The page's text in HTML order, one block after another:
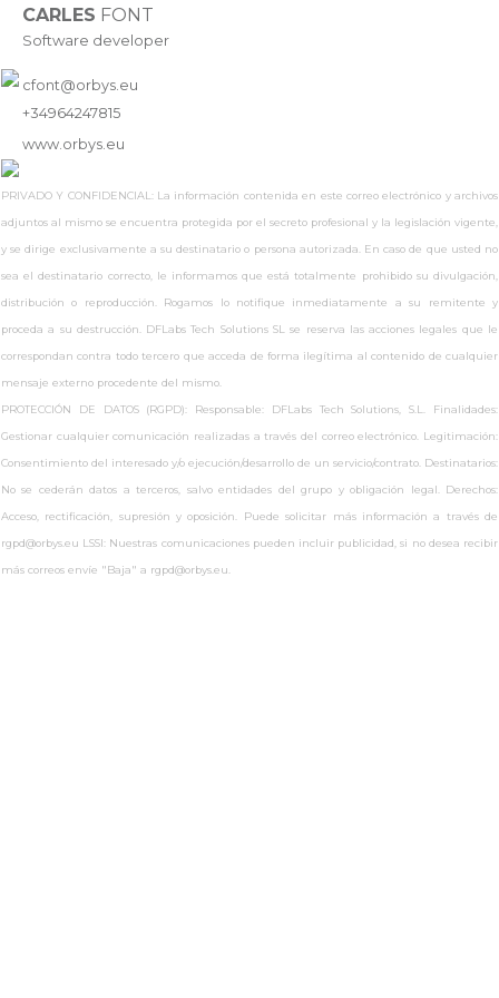
CARLES FONT
Software developer
cfont@orbys.eu
+34964247815
www.orbys.eu
PRIVADO Y CONFIDENCIAL: La información contenida en este correo electrónico y archivos
adjuntos al mismo se encuentra protegida por el secreto profesional y la legislación vigente,
y se dirige exclusivamente a su destinatario o persona autorizada. En caso de que usted no
sea el destinatario correcto, le informamos que está totalmente prohibido su divulgación,
distribución o reproducción. Rogamos lo notifique inmediatamente a su remitente y
proceda a su destrucción. DFLabs Tech Solutions SL se reserva las acciones legales que le
correspondan contra todo tercero que acceda de forma ilegítima al contenido de cualquier
mensaje externo procedente del mismo.
PROTECCIÓN DE DATOS (RGPD): Responsable: DFLabs Tech Solutions, S.L. Finalidades:
Gestionar cualquier comunicación realizadas a través del correo electrónico. Legitimación:
Consentimiento del interesado y/o ejecución/desarrollo de un servicio/contrato. Destinatarios:
No se cederán datos a terceros, salvo entidades del grupo y obligación legal. Derechos:
Acceso, rectificación, supresión y oposición. Puede solicitar más información a través de
rgpd@orbys.eu LSSI: Nuestras comunicaciones pueden incluir publicidad, si no desea recibir
más correos envíe "Baja" a rgpd@orbys.eu.